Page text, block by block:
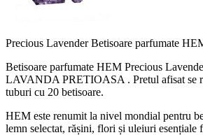
Precious Lavender Betisoare parfumate
Betisoare parfumate HEM Precious
LAVANDA PRETIOASA . Pretul afisat se
tuburi cu 20 betisoare.
HEM este renumit la nivel mondial pentru
lemn selectat, rășini, flori și uleiuri esențiale